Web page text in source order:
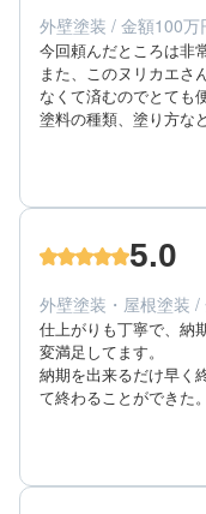
築年数：12年
外壁塗装 / 金額100万
今回頼んだところは非
また、このヌリカエさ
なくて済むのでとても
塗料の種類、塗り方な
き、丁寧に説明しても
塗装の種類から施工方
また、前項に記載しま
担当者
50代/男性/一戸建て
築年数：12年
5.0
外壁塗装・屋根塗装
仕上がりも丁寧で、納
変満足してます。
納期を出来るだけ早く
て終わることができた。
屋根と外壁塗装をお願
満足度